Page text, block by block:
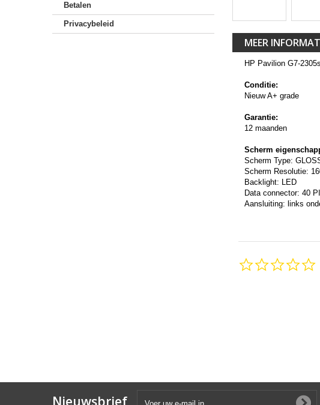
Betalen
Privacybeleid
MEER
HP Pavilion G7-
Conditie:
Nieuw A+ grade
Garantie:
12 maanden
Scherm
Scherm Type:
Scherm Resolutie:
Backlight: LED
Data connector: 40
Aansluiting: links
Nieuwsbrief